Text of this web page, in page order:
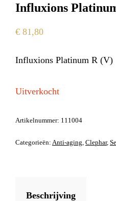
Influxions
€ 81,80
Influxions Platinum R (V)
Uitverkocht
Artikelnummer: 111004
Categorieën: Anti-aging Clephar,
Beschrijving